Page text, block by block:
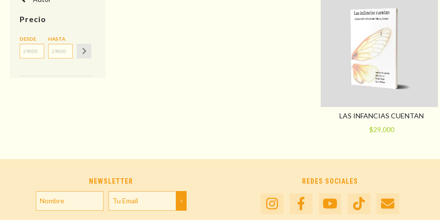
Precio
DESDE HASTA
LAS INFANCIAS CUENTAN
$29.000
NEWSLETTER REDES SOCIALES